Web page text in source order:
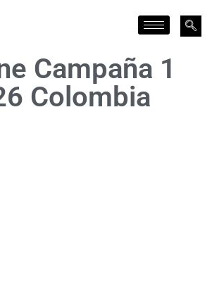
Campaña 1
Colombia